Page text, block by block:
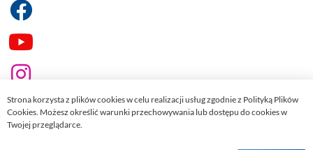
Strona korzysta z plików cookies w celu realizacji usług zgodnie z Polityką Plików
Cookies. Możesz określić warunki przechowywania lub dostępu do cookies w
Twojej przeglądarce.